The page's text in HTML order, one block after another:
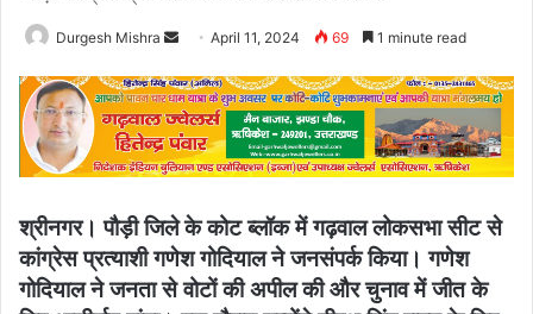
Durgesh Mishra
Send
email
April 11, 2024 69 1 minute read
श्रीनगर। पौड़ी जिले के कोट ब्लॉक में गढ़वाल लोकसभा सीट से
कांग्रेस प्रत्याशी गणेश गोदियाल ने जनसंपर्क किया। गणेश
गोदियाल ने जनता से वोटों की अपील की और चुनाव में जीत के